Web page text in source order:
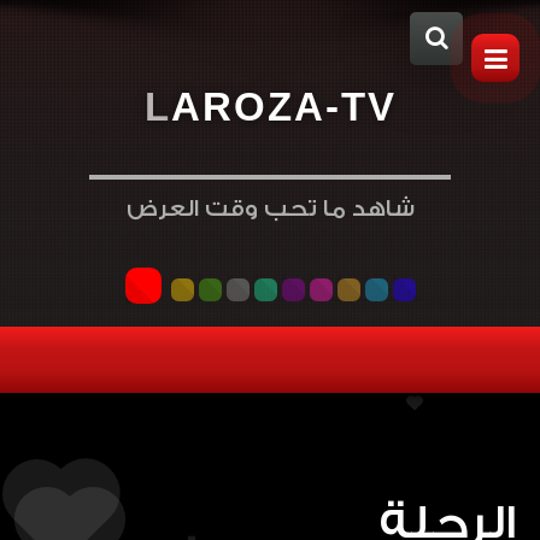
LAROZA-TV
شاهد ما تحب وقت العرض
الرحلة